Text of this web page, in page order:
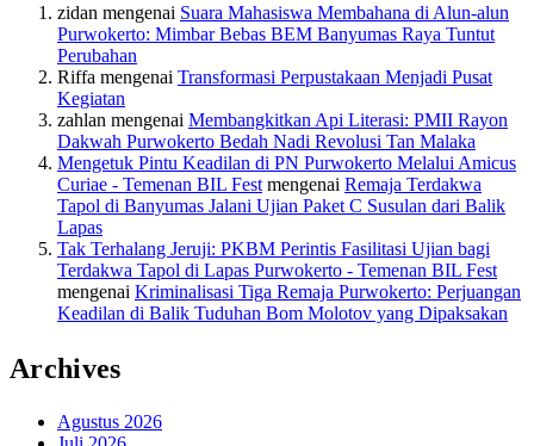
zidan mengenai Suara Mahasiswa Membahana di Alun-alun
Purwokerto: Mimbar Bebas BEM Banyumas Raya Tuntut
Perubahan
Riffa mengenai Transformasi Perpustakaan Menjadi Pusat
Kegiatan
zahlan mengenai Membangkitkan Api Literasi: PMII Rayon
Dakwah Purwokerto Bedah Nadi Revolusi Tan Malaka
Mengetuk Pintu Keadilan di PN Purwokerto Melalui Amicus
Curiae - Temenan BIL Fest mengenai Remaja Terdakwa
Tapol di Banyumas Jalani Ujian Paket C Susulan dari Balik
Lapas
Tak Terhalang Jeruji: PKBM Perintis Fasilitasi Ujian bagi
Terdakwa Tapol di Lapas Purwokerto - Temenan BIL Fest
mengenai Kriminalisasi Tiga Remaja Purwokerto: Perjuangan
Keadilan di Balik Tuduhan Bom Molotov yang Dipaksakan
Archives
Agustus 2026